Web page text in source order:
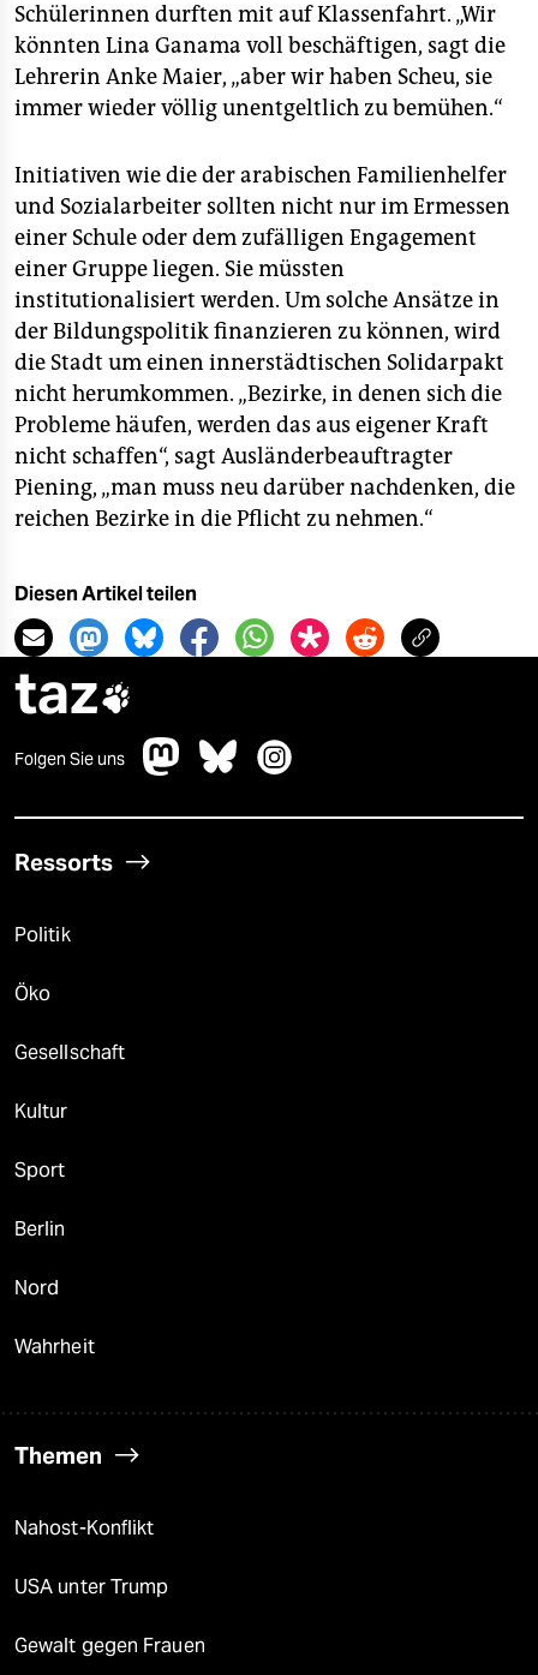
Schülerinnen durften mit auf Klassenfahrt. „Wir
könnten Lina Ganama voll beschäftigen, sagt die
Lehrerin Anke Maier, „aber wir haben Scheu, sie
immer wieder völlig unentgeltlich zu bemühen.“
Initiativen wie die der arabischen Familienhelfer
und Sozialarbeiter sollten nicht nur im Ermessen
einer Schule oder dem zufälligen Engagement
einer Gruppe liegen. Sie müssten
institutionalisiert werden. Um solche Ansätze in
der Bildungspolitik finanzieren zu können, wird
die Stadt um einen innerstädtischen Solidarpakt
nicht herumkommen. „Bezirke, in denen sich die
Probleme häufen, werden das aus eigener Kraft
nicht schaffen“, sagt Ausländerbeauftragter
Piening, „man muss neu darüber nachdenken, die
reichen Bezirke in die Pflicht zu nehmen.“
Diesen Artikel teilen
taz
Folgen Sie uns
Ressorts
Politik
Öko
Gesellschaft
Kultur
Sport
Berlin
Nord
Wahrheit
Themen
Nahost-Konflikt
USA unter Trump
Gewalt gegen Frauen